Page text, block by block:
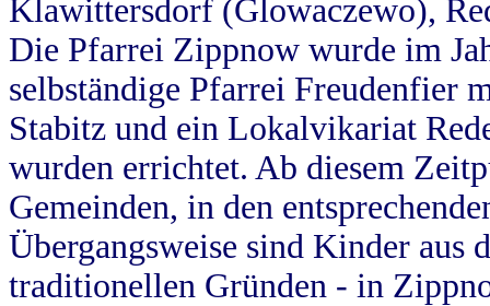
Klawittersdorf (Glowaczewo),
Die Pfarrei Zippnow wurde im
selbständige Pfarrei Freudenfier
Stabitz und ein Lokalvikariat
wurden errichtet. Ab diesem
Gemeinden, in den
Übergangsweise sind Kinder aus
traditionellen Gründen - in